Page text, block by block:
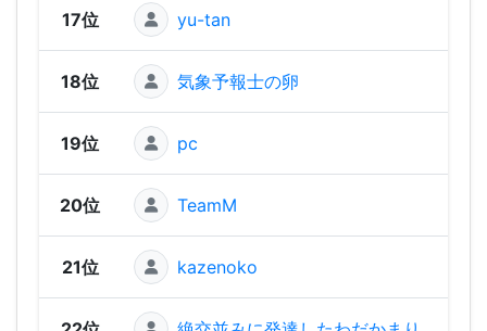
17位 yu-tan
18位 気象予報士の卵
19位 pc
20位 TeamM
21位 kazenoko